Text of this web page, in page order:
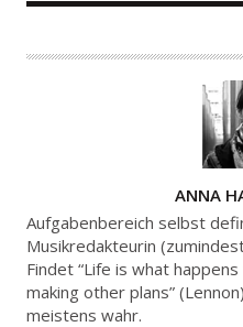
U
T
O
R
ANNA
Aufgabenbereich selbst
Musikredakteurin
Findet “Life is what
making other plans”
meistens wahr.